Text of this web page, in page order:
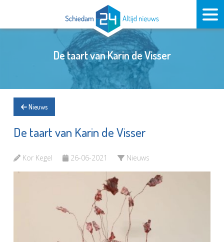
De taart van Karin de Visser
Nieuws
De taart van Karin de Visser
Kor Kegel 26-06-2021 Nieuws